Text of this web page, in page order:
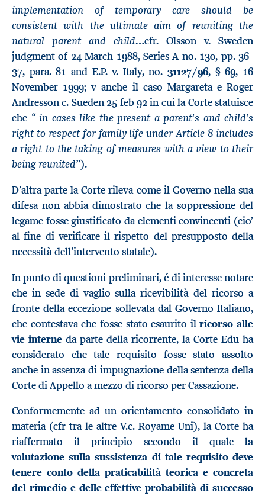
implementation of temporary care should be
consistent with the ultimate aim of reuniting the
natural parent and child…cfr. Olsson v. Sweden
judgment of 24 March 1988, Series A no. 130, pp. 36-
37, para. 81 and E.P. v. Italy, no.31127/96, § 69, 16
November 1999; v anche il caso Margareta e Roger
Andresson c. Sueden 25 feb 92 in cui la Corte statuisce
che “in cases like the present a parent's and child's
right to respect for family life under Article 8 includes
a right to the taking of measures with a view to their
being reunited”).
D’altra parte la Corte rileva come il Governo nella sua
difesa non abbia dimostrato che la soppressione del
legame fosse giustificato da elementi convincenti (cio’
al fine di verificare il rispetto del presupposto della
necessità dell’intervento statale).
In punto di questioni preliminari, é di interesse notare
che in sede di vaglio sulla ricevibilità del ricorso a
fronte della eccezione sollevata dal Governo Italiano,
che contestava che fosse stato esaurito ilricorso alle
vie interne da parte della ricorrente, la Corte Edu ha
considerato che tale requisito fosse stato assolto
anche in assenza di impugnazione della sentenza della
Corte di Appello a mezzo di ricorso per Cassazione.
Conformemente ad un orientamento consolidato in
materia (cfr tra le altre V.c. Royame Uni), la Corte ha
riaffermato il principio secondo il quale la
valutazione sulla sussistenza di tale requisito deve
tenere conto della praticabilità teorica e concreta
del rimedio e delle effettive probabilità di successo